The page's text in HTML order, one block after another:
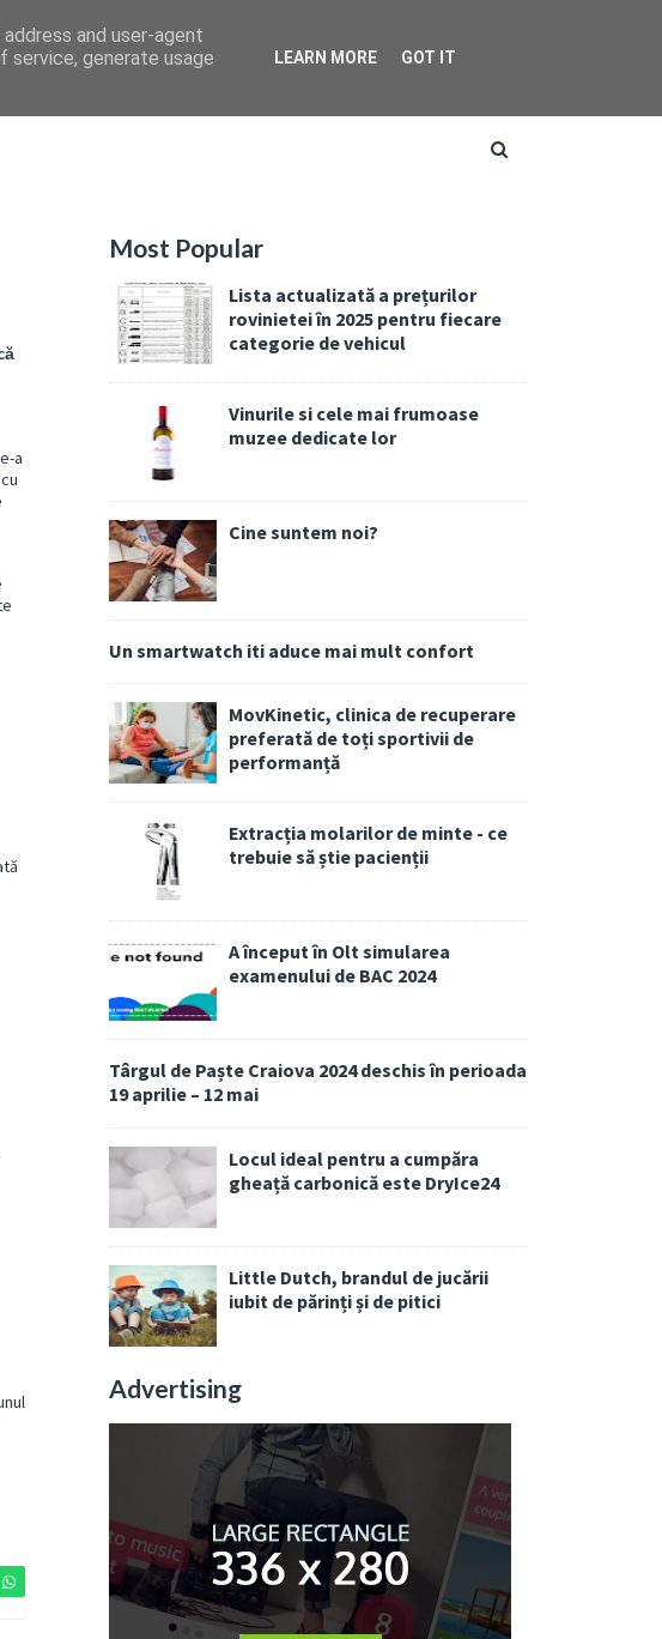
a
Most Popular
Lista actualizată a prețurilor
rovinietei în 2025 pentru fiecare
categorie de vehicul
Vinurile si cele mai frumoase
muzee dedicate lor
Cine suntem noi?
Un smartwatch iti aduce mai mult confort
MovKinetic, clinica de recuperare
preferată de toți sportivii de
performanță
Extracția molarilor de minte - ce
trebuie să știe pacienții
A început în Olt simularea
examenului de BAC 2024
Târgul de Paște Craiova 2024 deschis în perioada
19 aprilie – 12 mai
Locul ideal pentru a cumpăra
gheață carbonică este DryIce24
Little Dutch, brandul de jucării
iubit de părinți și de pitici
Advertising
and user-agent
service, generate usage
LEARN MORE GOT IT